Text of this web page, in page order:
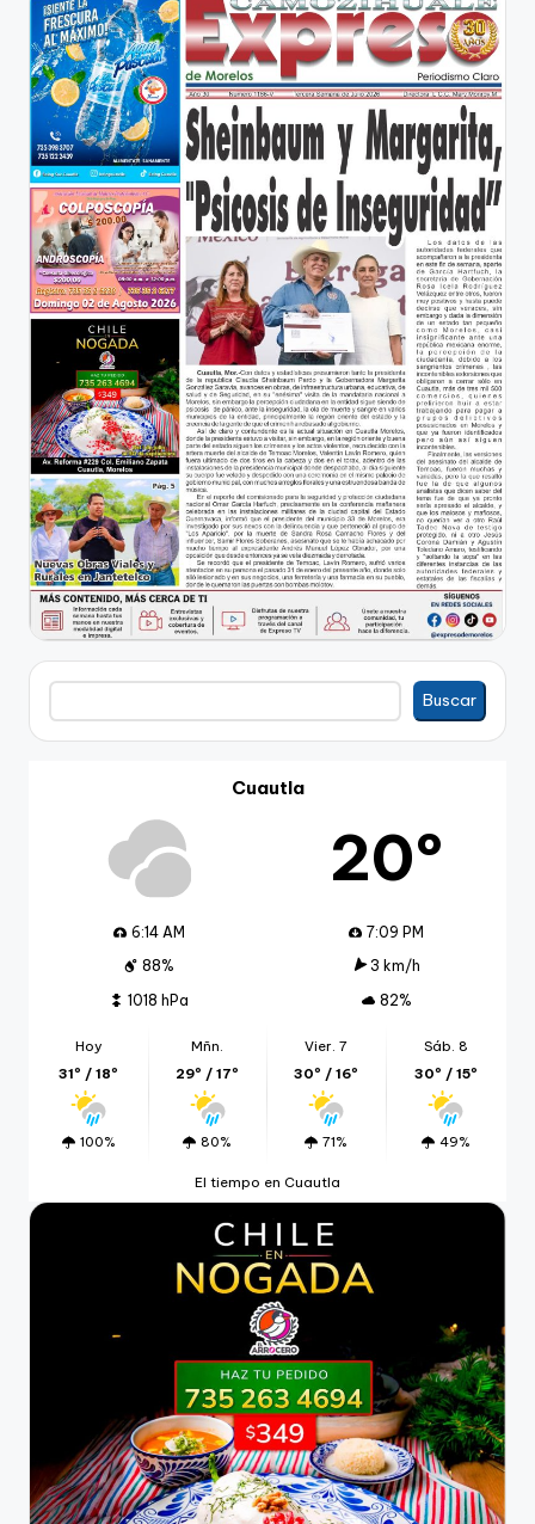
Buscar
Buscar
Cuautla
20º
6:14 AM
7:09 PM
88%
3 km/h
1018 hPa
82%
Hoy
31º / 18º
100%
Mñn.
29º / 17º
80%
Vier. 7
30º / 16º
71%
Sáb. 8
30º / 15º
49%
El tiempo en Cuautla